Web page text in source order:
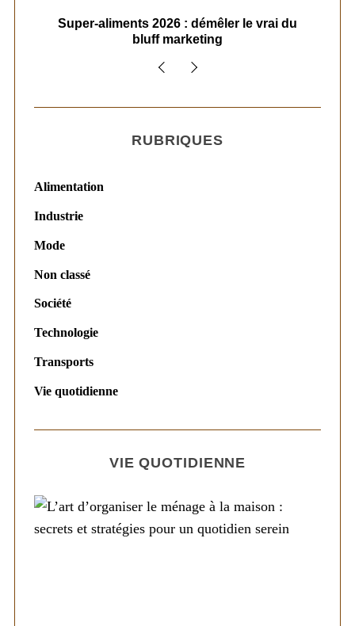
Super-aliments 2026 : démêler le vrai du
bluff marketing
RUBRIQUES
Alimentation
Industrie
Mode
Non classé
Société
Technologie
Transports
Vie quotidienne
VIE QUOTIDIENNE